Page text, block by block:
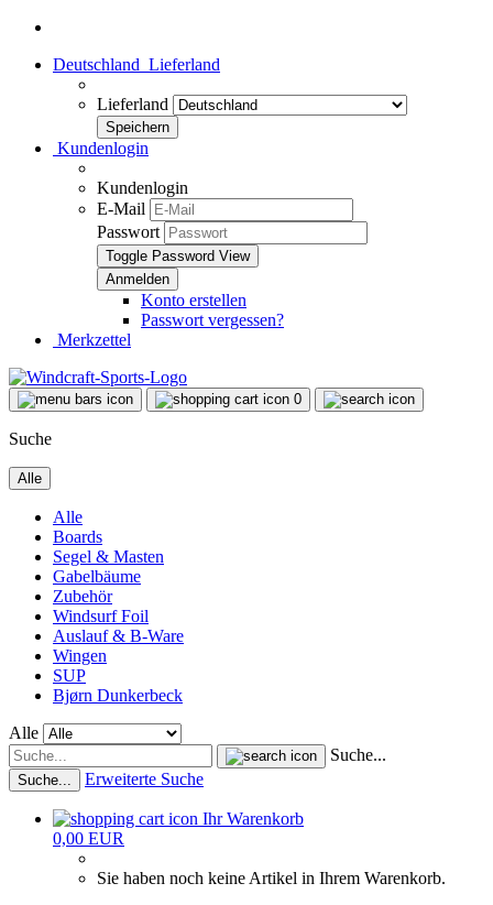
Deutschland Lieferland
Lieferland
Kundenlogin
Kundenlogin
E-Mail
Passwort
Toggle Password View
Konto erstellen
Passwort vergessen?
Merkzettel
0
Suche
Alle
Alle
Boards
Segel & Masten
Gabelbäume
Zubehör
Windsurf Foil
Auslauf & B-Ware
Wingen
SUP
Bjørn Dunkerbeck
Alle
Suche...
Suche... Erweiterte Suche
Ihr Warenkorb
0,00 EUR
Sie haben noch keine Artikel in Ihrem Warenkorb.